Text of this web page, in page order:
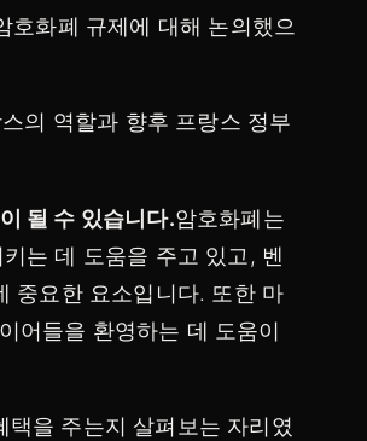
호화폐 규제에 대해 논의했으
의 역할과 향후 프랑스 정부
될 수 있습니다.암호화폐는
는 데 도움을 주고 있고, 벤
중요한 요소입니다. 또한 마
어들을 환영하는 데 도움이
을 주는지 살펴보는 자리였